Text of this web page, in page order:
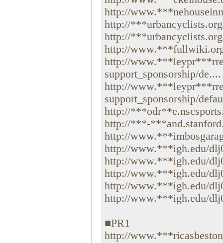
http://
http://
http://
http://
http://
support_sponsorship/de....
http://
support_sponsorship/
http://
http://***-
http://
http://www.***igh.edu/
http://www.***igh.edu/
http://www.***igh.edu/
http://www.***igh.edu/
http://www.***igh.edu/
■PR1
http://